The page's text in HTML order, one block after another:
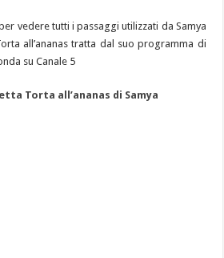
vedere tutti i passaggi utilizzati da Samya
all’ananas tratta dal suo programma di
su Canale 5
Torta all’ananas di Samya